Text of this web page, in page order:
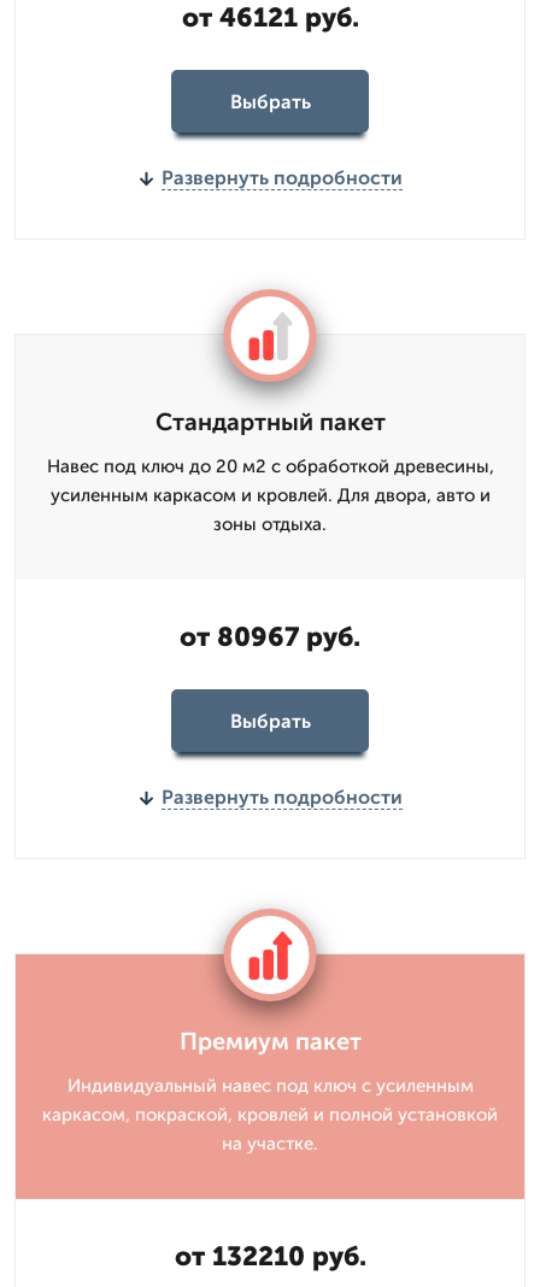
от 46121 руб.
Выбрать
Развернуть подробности
Стандартный пакет
Навес под ключ до 20 м2 с обработкой древесины,
усиленным каркасом и кровлей. Для двора, авто и
зоны отдыха.
от 80967 руб.
Выбрать
Развернуть подробности
Премиум пакет
Индивидуальный навес под ключ с усиленным
каркасом, покраской, кровлей и полной установкой
на участке.
от 132210 руб.